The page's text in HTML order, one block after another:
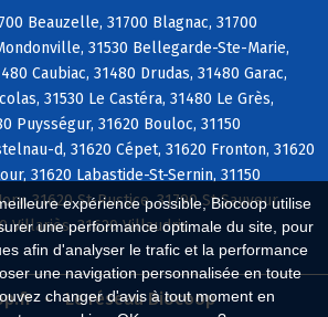
expérience possible, Biocoop utilise
une performance optimale du site, pour
afin d'analyser le trafic et la performance
une navigation personnalisée en toute
changer d'avis à tout moment en
Beauzelle, 31700 Blagnac, 31700
31530 Bellegarde-Ste-Marie,
Caubiac, 31480 Drudas, 31480 Garac,
31530 Le Castéra, 31480 Le Grès,
Puysségur, 31620 Bouloc, 31150
d, 31620 Cépet, 31620 Fronton, 31620
31620 Labastide-St-Sernin, 31150
31620 St-Rustice, 31790 St-Sauveur,
Villariès, 31620 Villaudric
Le réseau Biocoop